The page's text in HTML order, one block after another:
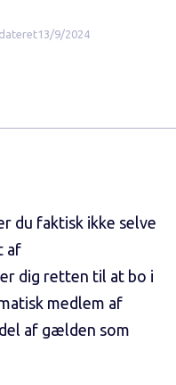
13/9/2024
du faktisk ikke selve
af
dig retten til at bo i
medlem af
af gælden som